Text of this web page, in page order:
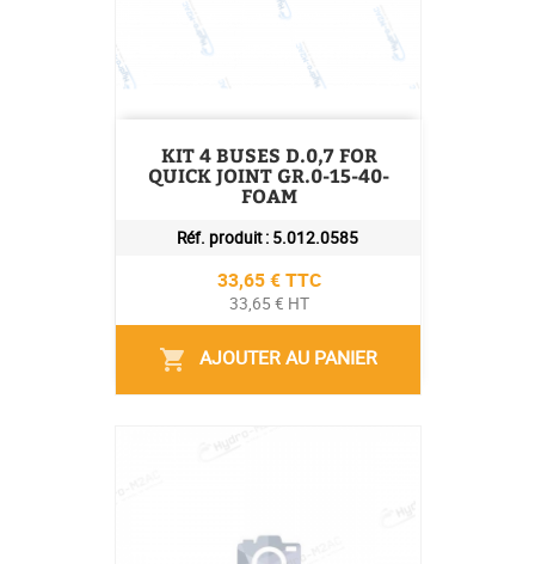
KIT 4 BUSES D.0,7 FOR
QUICK JOINT GR.0-15-40-
FOAM
Réf. produit : 5.012.0585
Prix
33,65 € TTC
33,65 € HT
shopping_cart AJOUTER AU PANIER